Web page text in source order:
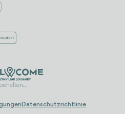
Datenschutzrichtlinie